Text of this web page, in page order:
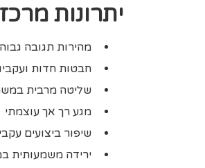
יתרונות
מהירות תגובה
חבטות חדות
שליטה מרבית
מגע רך אך עוצמתי
שיפור ביצועים
ירידה משמעותית